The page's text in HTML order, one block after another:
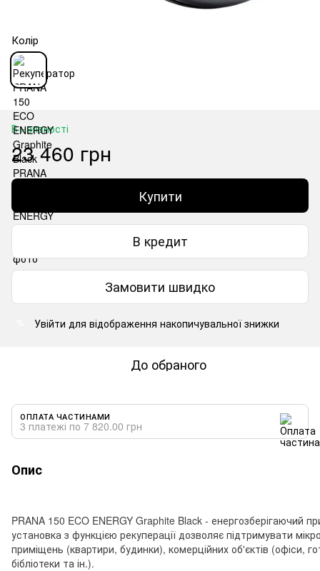
Колір
В наявності
23 460 грн
Купити
В кредит
Замовити швидко
Увійти для відображення накопичувальної знижки
До обраного
ОПЛАТА ЧАСТИНАМИ
3 платежі по 7 820.00 грн
Опис
PRANA 150 ECO ENERGY Graphite Black - енергозберігаючий
установка з функцією рекуперації дозволяє підтримувати
приміщень (квартири, будинки), комерційних об'єктів (офіси,
бібліотеки та ін.).